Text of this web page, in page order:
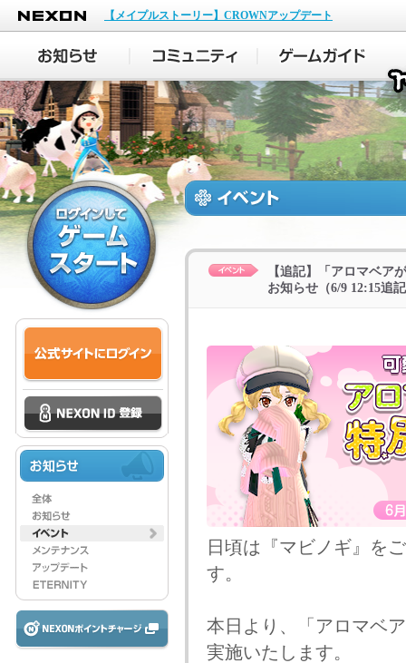
NEXON
【メイプルストーリー】CROWNアップデート
【追記】「アロマベア
お知らせ（6/9 12:15追
日頃は『マビノギ』を
す。
本日より、「アロマベ
実施いたします。